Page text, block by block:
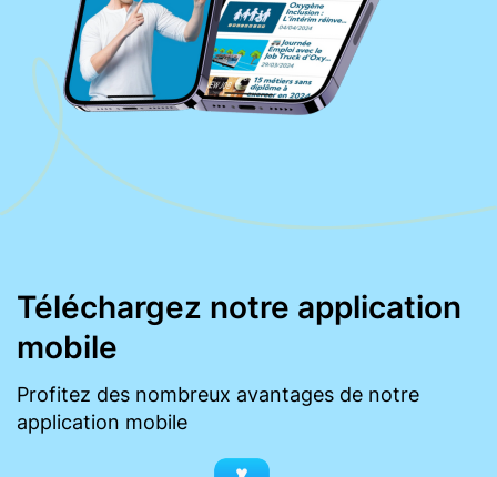
Téléchargez notre application
mobile
Profitez des nombreux avantages de notre
application mobile